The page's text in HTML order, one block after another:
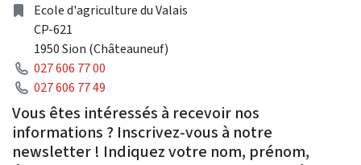
adresse
Ecole d'agriculture du Valais
CP-621
1950 Sion (Châteauneuf)
Téléphone
027 606 77 00
Téléphone
027 606 77 49
Vous êtes intéressés à recevoir nos
informations ? Inscrivez-vous à notre
newsletter ! Indiquez votre nom, prénom,